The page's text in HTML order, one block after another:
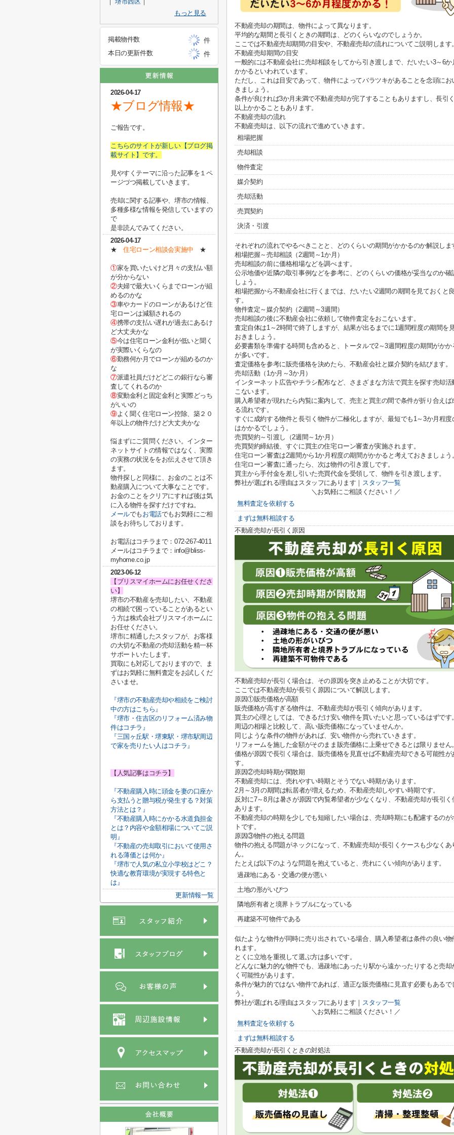
不動産売却の期間は、物件によって異なります。
平均的な期間と長引くときの期間は、どのくらいなのでしょうか。
ここでは不動産売却期間の目安や、不動産売却の流れについてご説明します
不動産売却期間の目安
一般的には不動産会社に売却相談をしてから引き渡しまで、だいたい3～6か
かかるといわれています。
ただし、これは目安であって、物件によってバラツキがあることを念頭にお
きましょう。
条件が良ければ3か月未満で不動産売却が完了することもありますし、長引
以上かかることもあります。
不動産売却の流れ
不動産売却は、以下の流れで進めていきます。
相場把握
売却相談
物件査定
媒介契約
売却活動
売買契約
決済・引渡
それぞれの流れでやるべきことと、どのくらいの期間がかかるのか解説しま
相場把握～売却相談（2週間～1か月）
売却相談の前に価格相場などを調べます。
公示地価や近隣の取引事例などを参考に、どのくらいの価格が妥当なのか確
しょう。
相場把握から不動産会社に行くまでは、だいたい2週間の期間を見ておくと
す。
物件査定～媒介契約（2週間～3週間）
売却相談の後に不動産会社に依頼して物件査定をおこないます。
査定自体は1～2時間で終了しますが、結果が出るまでに1週間程度の期間を
おきましょう。
必要書類を準備する時間も含めると、トータルで2～3週間程度の期間がかか
が多いです。
査定価格を参考に販売価格を決めたら、不動産会社と媒介契約を結びます。
売却活動（1か月～3か月）
インターネット広告やチラシ配布など、さまざまな方法で買主を探す売却活
こないます。
購入希望者が現れたら内覧に案内して、売主と買主の間で条件が折り合えば
る流れです。
すぐに成約する物件と長引く物件が二極化しますが、最短でも1～3か月程度
はかかるでしょう。
売買契約～引渡し（2週間～1か月）
売買契約締結後、すぐに買主の住宅ローン審査が実施されます。
住宅ローン審査は2週間から1か月程度の期間がかかると考えておきましょう
住宅ローン審査に通ったら、次は物件の引き渡しです。
買主から手付金を差し引いた売買代金を受領して、物件を引き渡します。
弊社が選ばれる理由はスタッフにあります｜ スタッフ一覧
＼お気軽にご相談ください！／
無料査定を依頼する
まずは無料相談する
不動産売却が長引く原因
不動産売却が長引く場合は、その原因を突き止めることが大切です。
ここでは不動産売却が長引く原因について解説します。
原因①販売価格が高額
販売価格が高すぎる物件は、不動産売却が長引く傾向があります。
買主の心理としては、できるだけ安い物件を買いたいと思っているはずです
周辺の相場と比較して、高い販売価格になっていませんか。
同じような条件の物件があれば、安い物件から売れていきます。
リフォームを施した金額がそのまま販売価格に上乗せできるとは限りません
価格が原因で長引く場合は、販売価格を見直せば不動産売却できる可能性が
す。
原因②売却時期が閑散期
不動産売却には、売れやすい時期とそうでない時期があります。
2月～3月の期間は転居者が増えるため、不動産売却しやすい時期です。
反対に7～8月は暑さが原因で内覧希望者が少なくなり、不動産売却が長引く
あります。
不動産売却の時期を少しでも短縮したい場合は、売却時期にも配慮するのが
トです。
原因③物件の抱える問題
物件の抱える問題がネックになって、不動産売却が長引くケースも少なくあ
ん。
たとえば以下のような問題を抱えていると、売れにくい傾向があります。
過疎地にある・交通の便が悪い
土地の形がいびつ
隣地所有者と境界トラブルになっている
再建築不可物件である
似たような物件が同時に売り出されている場合、購入希望者は条件の良い物
れます。
とくに立地を重視して選ぶ方は多いです。
どんなに魅力的な物件でも、過疎地にあったり駅から遠かったりすると売却
く可能性があります。
条件が魅力的ではない物件であれば、適正な販売価格に見直す必要もあるで
う。
弊社が選ばれる理由はスタッフにあります｜ スタッフ一覧
＼お気軽にご相談ください！／
無料査定を依頼する
まずは無料相談する
不動産売却が長引くときの対処法
もっと見る
掲載物件数
件
本日の更新件数
件
2026-04-17
★ブログ情報★
ご報告です。
こちらのサイトが新しい【ブログ掲
載サイト】です。
見やすくテーマに沿った記事を１ペ
ージづつ掲載していきます。
売却に関する記事や、堺市の情報、
多種多様な情報を発信していますの
で
是非読んでみてください。
2026-04-17
★住宅ローン相談会実施中 ★
①家を買いたいけど月々の支払い額
が分からない
②夫婦で最大いくらまでローンが組
めるのかな
③車やカードのローンがあるけど住
宅ローンは減額されるの
④携帯の支払い遅れが過去にあるけ
ど大丈夫かな
⑤今は住宅ローン金利が低いと聞く
が実際いくらなの
⑥勤務何か月でローンが組めるのか
な
⑦派遣社員だけどどこの銀行なら審
査してくれるのか
⑧変動金利と固定金利と実際どっち
がいいの
⑨よく聞く住宅ローン控除、築２０
年以上の物件だけど大丈夫かな
悩まずにご質問ください。インター
ネットサイトの情報ではなく、実際
の実務の状況ををお伝えさせて頂き
ます。
物件探しと同様に、お金のことは不
動産購入について大事なことです。
お金のことをクリアにすれば後は気
に入る物件を探すだけですね。
メールでも お電話でもお気軽にご相
談をお待ちしております。
お電話はコチラまで：072-267-4011
メールはコチラまで：info@bliss-
myhome.co.jp
2023-06-12
【ブリスマイホームにお任せくださ
い】
堺市の不動産を売却したい、不動産
の相続で困っていることがあるとい
う方は株式会社ブリスマイホームに
お任せください。
堺市に精通したスタッフが、お客様
の大切な不動産の売却活動を精一杯
サポートいたします。
買取にも対応しておりますので、ま
ずはお気軽に無料査定をお試しくだ
さいませ。
『堺市の不動産売却や相続をご検討
中の方はこちら』
『堺市・住吉区のリフォーム済み物
件はコチラ』
『三国ヶ丘駅・堺東駅・堺市駅周辺
で家を売りたい人はコチラ』
【人気記事はコチラ】
『不動産購入時に頭金を妻の口座か
ら支払うと贈与税が発生する？対策
方法とは？』
『不動産購入時にかかる水道負担金
とは？内容や金額相場についてご説
明』
『不動産の売却取引において使用さ
れる薄価とは何か』
『堺市で人気の私立小学校はどこ？
快適な教育環境が実現する特色と
は』
更新情報一覧